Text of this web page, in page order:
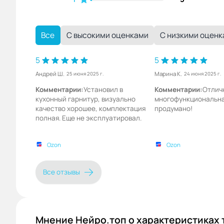
Все С высокими оценками С низкими
5
Андрей Ш. 25 июня 2025 г.
Комментарии:Установил в
кухонный гарнитур, визуально
качество хорошее, комплектация
полная. Еще не эксплуатировал.
Ozon
5
Марина К. 24 июня 2025 г.
Комментарии:
продумано!
Ozon
Все отзывы
Мнение Нейро.топ о характеристиках